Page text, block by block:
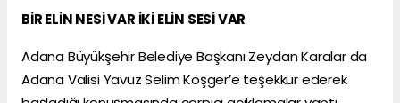
BİR ELİN NESİ VAR İKİ ELİN SESİ VAR
Adana Büyükşehir Belediye Başkanı Zeydan Karalar da
Adana Valisi Yavuz Selim Köşger’e teşekkür ederek